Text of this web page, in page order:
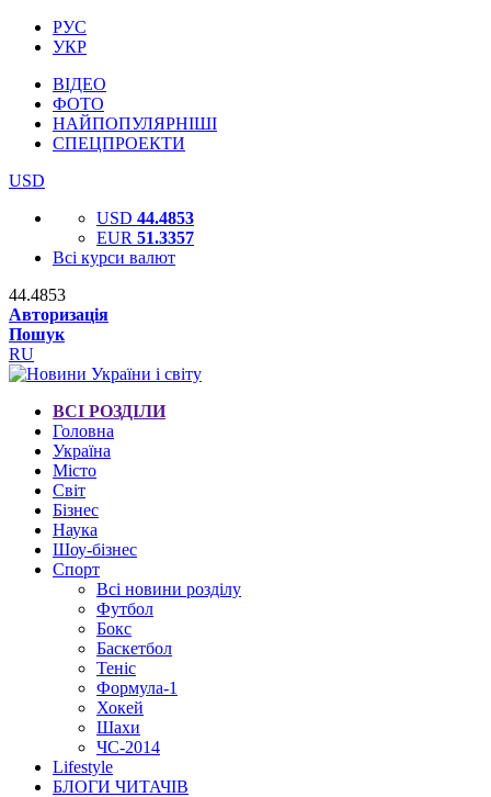
РУС
УКР
ВІДЕО
ФОТО
НАЙПОПУЛЯРНІШІ
СПЕЦПРОЕКТИ
USD
USD 44.4853
EUR 51.3357
Всі курси валют
44.4853
Авторизація
Пошук
RU
ВСІ РОЗДІЛИ
Головна
Україна
Місто
Світ
Бізнес
Наука
Шоу-бізнес
Спорт
Всі новини розділу
Футбол
Бокс
Баскетбол
Теніс
Формула-1
Хокей
Шахи
ЧС-2014
Lifestyle
БЛОГИ ЧИТАЧІВ